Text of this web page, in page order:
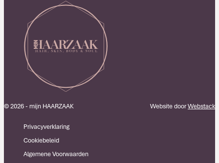
© 2026 - mijn HAARZAAK
Privacyverklaring
Cookiebeleid
Algemene Voorwaarden
Website doorWebstack